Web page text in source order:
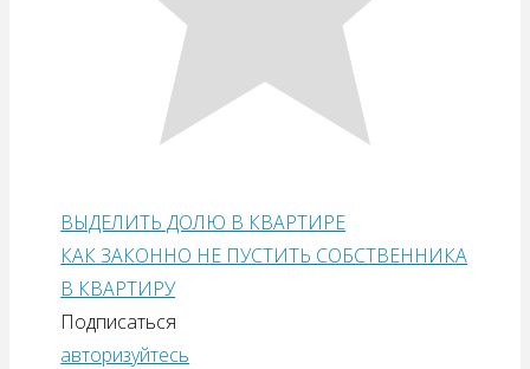
ВЫДЕЛИТЬ ДОЛЮ В КВАРТИРЕ
КАК ЗАКОННО НЕ ПУСТИТЬ СОБСТВЕННИКА
В КВАРТИРУ
Подписаться
авторизуйтесь